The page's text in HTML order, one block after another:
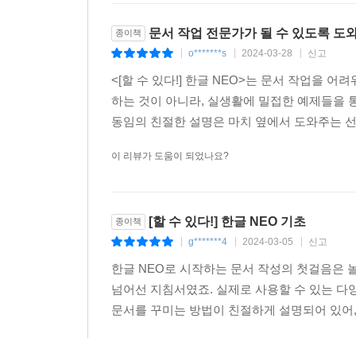
종이책 문서 작업 전문가가 될 수 있도록 도
o*******s 2024-03-28 신고
<[할 수 있다!] 한글 NEO>는 문서 작업을 어
하는 것이 아니라, 실생활에 밀접한 예제들을
동임의 친절한 설명은 마치 옆에서 도와주는
이 리뷰가 도움이 되었나요?
종이책 [할 수 있다!] 한글 NEO 기초
g*******4 2024-03-05 신고
한글 NEO로 시작하는 문서 작성의 첫걸음은
넘어선 지침서였죠. 실제로 사용할 수 있는
문서를 꾸미는 방법이 친절하게 설명되어 있